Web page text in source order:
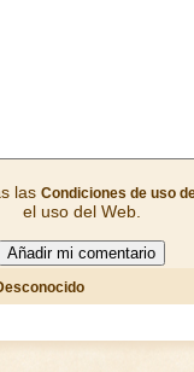
las Condiciones de uso
el uso del Web.